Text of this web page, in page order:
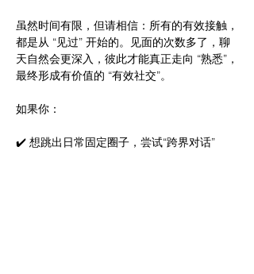
虽然时间有限，但请相信：所有的有效接触，
都是从 “见过” 开始的。见面的次数多了，聊
天自然会更深入，彼此才能真正走向 “熟悉”，
最终形成有价值的 “有效社交”。
如果你：
✔️ 想跳出日常固定圈子，尝试“跨界对话”